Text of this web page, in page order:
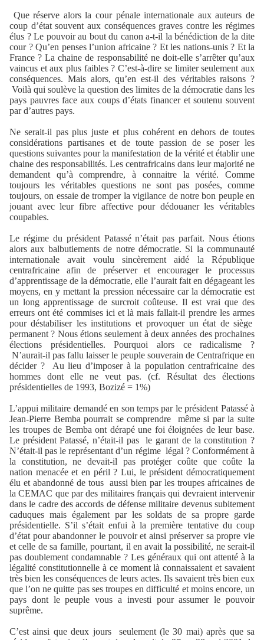
Que réserve alors la cour pénale internationale aux auteurs de
coup d’état souvent aux conséquences graves contre les régimes
élus ? Le pouvoir au bout du canon a-t-il la bénédiction de la dite
cour ? Qu’en penses l’union africaine ? Et les nations-unis ? Et la
France ? La chaine de responsabilité ne doit-elle s’arrêter qu’aux
vaincus et aux plus faibles ? C’est-à-dire se limiter seulement aux
conséquences. Mais alors, qu’en est-il des véritables raisons ?
Voilà qui soulève la question des limites de la démocratie dans les
pays pauvres face aux coups d’états financer et soutenu souvent
par d’autres pays.
Ne serait-il pas plus juste et plus cohérent en dehors de toutes
considérations partisanes et de toute passion de se poser les
questions suivantes pour la manifestation de la vérité et établir une
chaine des responsabilités. Les centrafricains dans leur majorité ne
demandent qu’à comprendre, à connaitre la vérité. Comme
toujours les véritables questions ne sont pas posées, comme
toujours, on essaie de tromper la vigilance de notre bon peuple en
jouant avec leur fibre affective pour dédouaner les véritables
coupables.
Le régime du président Patassé n’était pas parfait. Nous étions
alors aux balbutiements de notre démocratie. Si la communauté
internationale avait voulu sincèrement aidé la République
centrafricaine afin de préserver et encourager le processus
d’apprentissage de la démocratie, elle l’aurait fait en dégageant les
moyens, en y mettant la pression nécessaire car la démocratie est
un long apprentissage de surcroit coûteuse. Il est vrai que des
erreurs ont été commises ici et là mais fallait-il prendre les armes
pour déstabiliser les institutions et provoquer un état de siège
permanent ? Nous étions seulement à deux années des prochaines
élections présidentielles. Pourquoi alors ce radicalisme ?
N’aurait-il pas fallu laisser le peuple souverain de Centrafrique en
décider ?
Au lieu d’imposer à la population centrafricaine des
hommes dont elle ne veut pas. (cf. Résultat des élections
présidentielles de 1993, Bozizé = 1%)
L’appui militaire demandé en son temps par le président Patassé à
Jean-Pierre Bemba pourrait se comprendre
même si par la suite
les troupes de Bemba ont dérapé une foi éloignées de leur base.
Le président Patassé, n’était-il pas
le garant de la constitution ?
N’était-il pas le représentant d’un régime légal ? Conformément à
la constitution, ne devait-il pas protéger coûte que coûte la
nation menacée et en péril ? Lui, le président démocratiquement
élu et abandonné de tous aussi bien par les troupes africaines de
la CEMAC que par des militaires français qui devraient intervenir
dans le cadre des accords de défense militaire devenus subitement
caduques mais également par les soldats de sa propre garde
présidentielle. S’il s’était enfui à la première tentative du coup
d’état pour abandonner le pouvoir et ainsi préserver sa propre vie
et celle de sa famille, pourtant, il en avait la possibilité, ne serait-il
pas doublement condamnable ? Les généraux qui ont attenté à la
légalité constitutionnelle à ce moment là connaissaient et savaient
très bien les conséquences de leurs actes. Ils savaient très bien eux
que l’on ne quitte pas ses troupes en difficulté et moins encore, un
pays dont le peuple vous a investi pour assumer le pouvoir
suprême.
C’est ainsi que deux jours
seulement (le 30 mai) après que sa